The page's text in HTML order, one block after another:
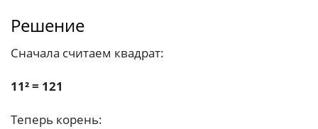
Решение
Сначала считаем квадрат:
11² = 121
Теперь корень: